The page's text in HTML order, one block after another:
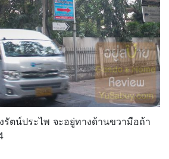
ตน์ประไพ จะอยู่ทางด้านขวามือถ้า